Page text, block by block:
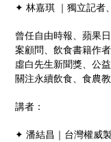
✦ 林嘉琪 ｜獨立記者
曾任自由時報、蘋果
案顧問、飲食書籍作
虛白先生新聞獎、公
關注永續飲食、食農
講者：
✦ 潘結昌｜台灣權威